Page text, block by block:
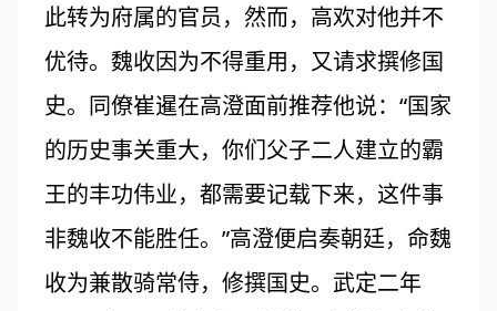
此转为府属的官员，然而，高欢对他并不
优待。魏收因为不得重用，又请求撰修国
史。同僚崔暹在高澄面前推荐他说：“国家
的历史事关重大，你们父子二人建立的霸
王的丰功伟业，都需要记载下来，这件事
非魏收不能胜任。”高澄便启奏朝廷，命魏
收为兼散骑常侍，修撰国史。武定二年